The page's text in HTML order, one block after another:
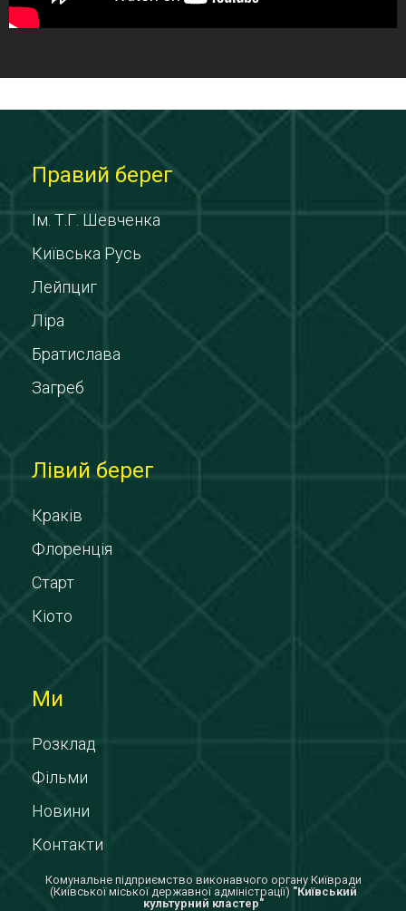
Правий берег
Ім. Т.Г. Шевченка
Київська Русь
Лейпциг
Ліра
Братислава
Загреб
Лівий берег
Краків
Флоренція
Старт
Кіото
Ми
Розклад
Фільми
Новини
Контакти
Комунальне підприємство виконавчого органу Київради
(Київської міської державної адміністрації) "Київський
культурний кластер"